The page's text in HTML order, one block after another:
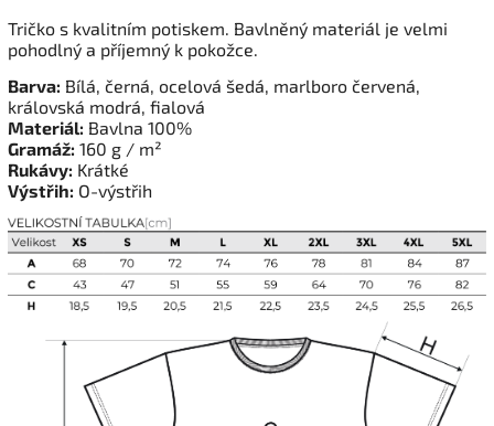
Tričko s kvalitním potiskem. Bavlněný materiál je velmi
pohodlný a příjemný k pokožce.
Barva: Bílá, černá, ocelová šedá, marlboro červená,
královská modrá, fialová
Materiál: Bavlna 100%
Gramáž: 160 g / m²
Rukávy: Krátké
Výstřih: O-výstřih